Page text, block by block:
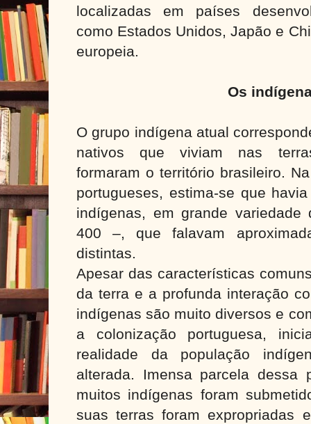
localizadas em países
como Estados Unidos, Japão e
europeia.
Os
O grupo indígena atual
nativos que viviam nas
formaram o território brasileiro.
portugueses, estima-se que
indígenas, em grande
400 –, que falavam
distintas.
Apesar das características
da terra e a profunda interação
indígenas são muito diversos e
a colonização portuguesa,
realidade da população
alterada. Imensa parcela dessa
muitos indígenas foram
suas terras foram expropriadas